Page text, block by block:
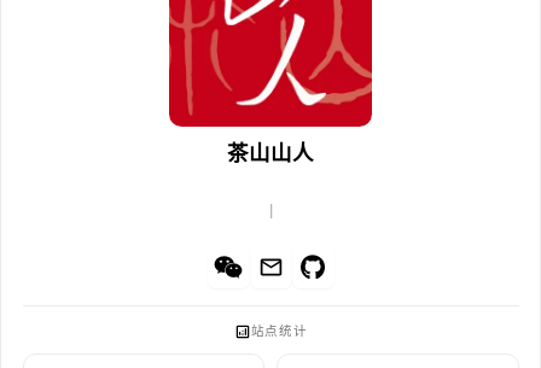
茶山山人
|
站点统计